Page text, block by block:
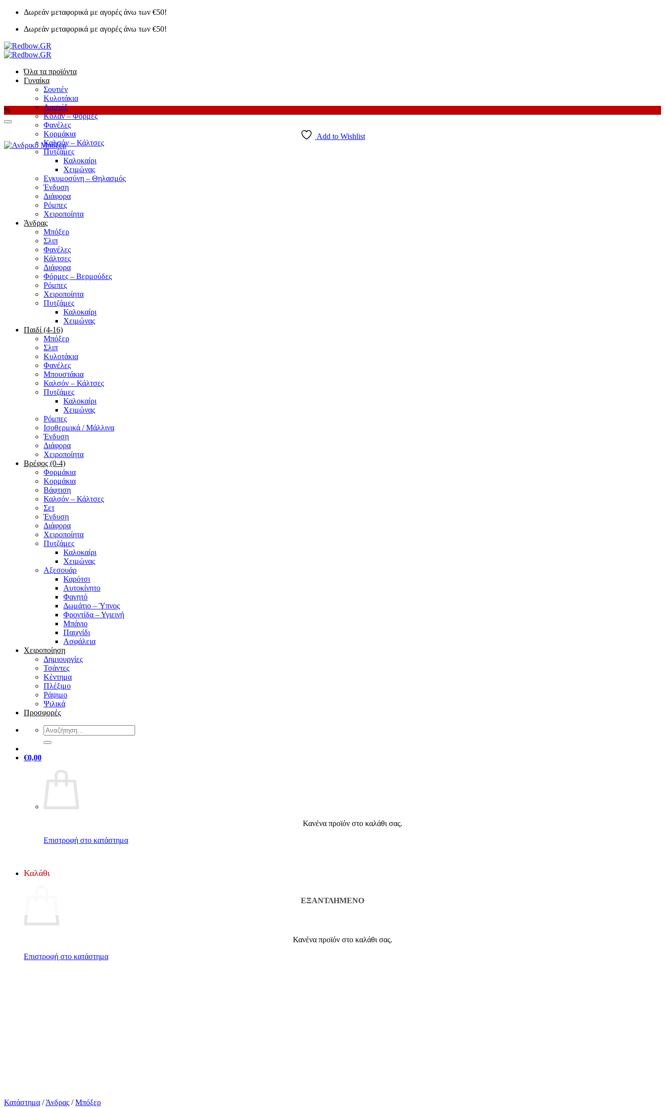
Μετάβαση
περιεχόμενο
Δωρεάν μεταφορικά με αγορές άνω των €50!
Δωρεάν μεταφορικά με αγορές άνω των €50!
Όλα τα προϊόντα
Γυναίκα
Σουτιέν
Κυλοτάκια
Λαστέξ
Κολάν – Φόρμες
Φανέλες
Κορμάκια
Καλσόν – Κάλτσες
Πυτζάμες
Καλοκαίρι
Χειμώνας
Εγκυμοσύνη – Θηλασμός
Ένδυση
Διάφορα
Ρόμπες
Χειροποίητα
Άνδρας
Μπόξερ
Σλιπ
Φανέλες
Κάλτσες
Διάφορα
Φόρμες – Βερμούδες
Ρόμπες
Χειροποίητα
Πυτζάμες
Καλοκαίρι
Χειμώνας
Παιδί (4-16)
Μπόξερ
Σλιπ
Κυλοτάκια
Φανέλες
Μπουστάκια
Καλσόν – Κάλτσες
Πυτζάμες
Καλοκαίρι
Χειμώνας
Ρόμπες
Ισοθερμικά / Μάλλινα
Ένδυση
Διάφορα
Χειροποίητα
Βρέφος (0-4)
Φορμάκια
Κορμάκια
Βάφτιση
Καλσόν – Κάλτσες
Σετ
Ένδυση
Διάφορα
Χειροποίητα
Πυτζάμες
Καλοκαίρι
Χειμώνας
Αξεσουάρ
Καρότσι
Αυτοκίνητο
Φαγητό
Δωμάτιο – Ύπνος
Φροντίδα – Υγιεινή
Μπάνιο
Παιχνίδι
Ασφάλεια
Χειροποίηση
Δημιουργίες
Τσάντες
Κέντημα
Πλέξιμο
Ράψιμο
Ψιλικά
Προσφορές
Αναζήτηση
για:
€0,00
Κανένα προϊόν στο καλάθι σας.
Επιστροφή στο κατάστημα
Καλάθι
Κανένα προϊόν στο καλάθι σας.
Επιστροφή στο κατάστημα
%
Add to Wishlist
Κατάστημα / Άνδρας / Μπόξερ
ΕΞΑΝΤΛΗΜΈΝΟ